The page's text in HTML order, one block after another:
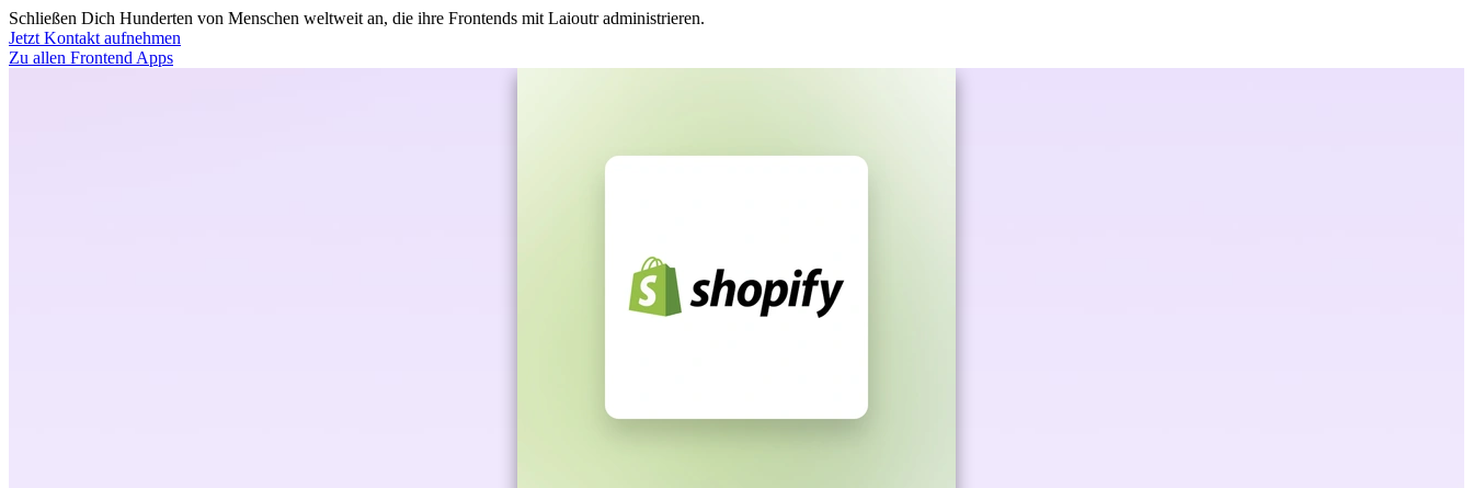
Schließen Dich Hunderten von Menschen weltweit an, die ihre Frontends mit Laioutr administrieren.
Jetzt Kontakt aufnehmen
Zu allen Frontend Apps